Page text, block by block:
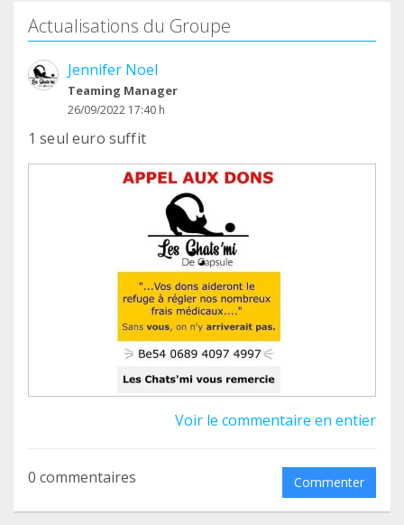
Actualisations du Groupe
Jennifer Noel
Teaming Manager
26/09/2022 17:40 h
1 seul euro suffit
Voir le commentaire en entier
0 commentaires Commenter